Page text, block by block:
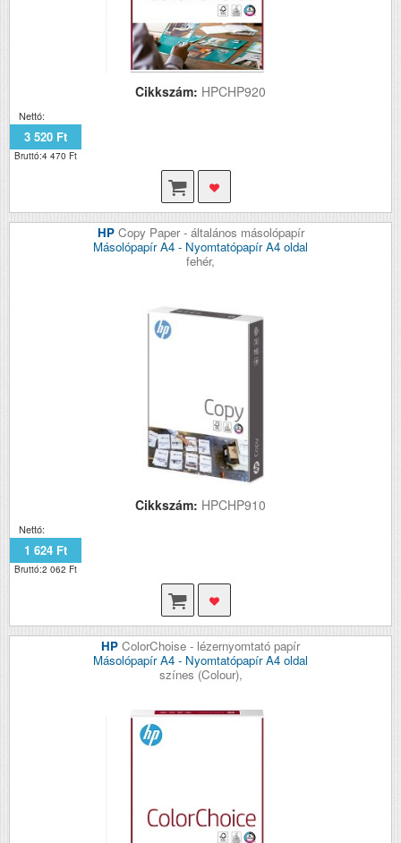
Cikkszám: HPCHP920
Nettó:
3 520 Ft
Bruttó:4 470 Ft
HP Copy Paper - általános másolópapír
Másolópapír A4 - Nyomtatópapír A4 oldal
fehér,
Cikkszám: HPCHP910
Nettó:
1 624 Ft
Bruttó:2 062 Ft
HP ColorChoise - lézernyomtató papír
Másolópapír A4 - Nyomtatópapír A4 oldal
színes (Colour),